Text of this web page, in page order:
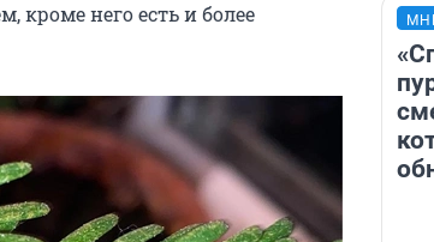
кроме него есть и более